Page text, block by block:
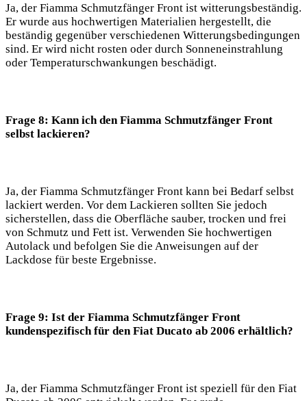
Ja, der Fiamma Schmutzfänger Front ist witterungsbeständig.
Er wurde aus hochwertigen Materialien hergestellt, die
beständig gegenüber verschiedenen Witterungsbedingungen
sind. Er wird nicht rosten oder durch Sonneneinstrahlung
oder Temperaturschwankungen beschädigt.
Frage 8: Kann ich den Fiamma Schmutzfänger Front
selbst lackieren?
Ja, der Fiamma Schmutzfänger Front kann bei Bedarf selbst
lackiert werden. Vor dem Lackieren sollten Sie jedoch
sicherstellen, dass die Oberfläche sauber, trocken und frei
von Schmutz und Fett ist. Verwenden Sie hochwertigen
Autolack und befolgen Sie die Anweisungen auf der
Lackdose für beste Ergebnisse.
Frage 9: Ist der Fiamma Schmutzfänger Front
kundenspezifisch für den Fiat Ducato ab 2006 erhältlich?
Ja, der Fiamma Schmutzfänger Front ist speziell für den Fiat